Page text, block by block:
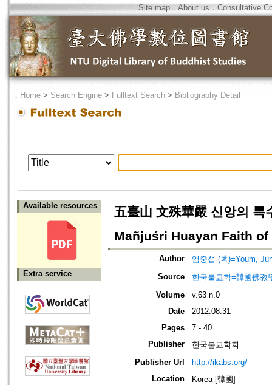
Site map．About us ． Consultative
． Home > Search Engine > Fulltext Search > Bibliography Detail
Available resources
Extra service
五臺山 文殊華嚴 신앙의
Mañjuśri Huayan Faith of
Author
염중섭 (著)=Youm,
Source
한국불교학=韓國佛教
Volume
v.63 n.0
Date
2012.08.31
Pages
7 - 40
Publisher
한국불교학회
Publisher Url
http://ikabs.org/
Location
Korea [韓國]